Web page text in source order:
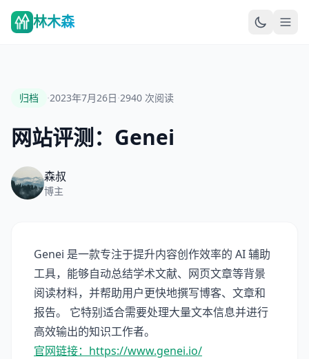
林木森
归档 ·2023年7月26日·2940 次阅读
网站评测：Genei
森叔
博主
Genei 是一款专注于提升内容创作效率的 AI 辅助
工具，能够自动总结学术文献、网页文章等背景
阅读材料，并帮助用户更快地撰写博客、文章和
报告。 它特别适合需要处理大量文本信息并进行
高效输出的知识工作者。
官网链接：https://www.genei.io/